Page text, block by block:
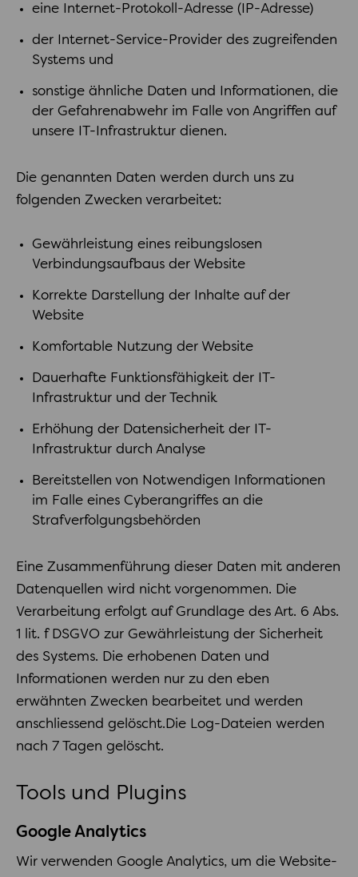
eine Internet-Protokoll-Adresse (IP-Adresse)
der Internet-Service-Provider des zugreifenden
Systems und
sonstige ähnliche Daten und Informationen, die
der Gefahrenabwehr im Falle von Angriffen auf
unsere IT-Infrastruktur dienen.
Die genannten Daten werden durch uns zu
folgenden Zwecken verarbeitet:
Gewährleistung eines reibungslosen
Verbindungsaufbaus der Website
Korrekte Darstellung der Inhalte auf der
Website
Komfortable Nutzung der Website
Dauerhafte Funktionsfähigkeit der IT-
Infrastruktur und der Technik
Erhöhung der Datensicherheit der IT-
Infrastruktur durch Analyse
Bereitstellen von Notwendigen Informationen
im Falle eines Cyberangriffes an die
Strafverfolgungsbehörden
Eine Zusammenführung dieser Daten mit anderen
Datenquellen wird nicht vorgenommen. Die
Verarbeitung erfolgt auf Grundlage des Art. 6 Abs.
1 lit. f DSGVO zur Gewährleistung der Sicherheit
des Systems. Die erhobenen Daten und
Informationen werden nur zu den eben
erwähnten Zwecken bearbeitet und werden
anschliessend gelöscht.Die Log-Dateien werden
nach 7 Tagen gelöscht.
Tools und Plugins
Google Analytics
Wir verwenden Google Analytics, um die Website-